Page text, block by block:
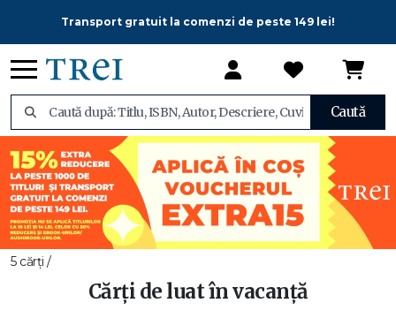
Transport gratuit la comenzi de peste 149 lei!
Caută
5 cărți /
Cărți de luat în vacanță